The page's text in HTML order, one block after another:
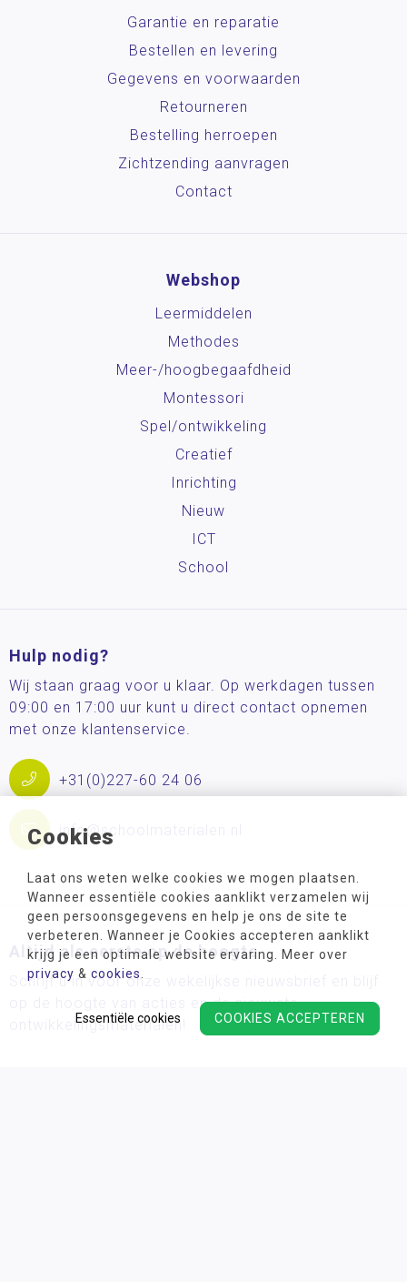
Cookies
Laat ons weten welke cookies we mogen plaatsen.
Wanneer essentiële cookies aanklikt verzamelen wij
geen persoonsgegevens en help je ons de site te
verbeteren. Wanneer je Cookies accepteren aanklikt
krijg je een optimale website ervaring. Meer over
privacy & cookies
COOKIES ACCEPTEREN
Essentiële cookies
Garantie en reparatie
Bestellen en levering
Gegevens en voorwaarden
Retourneren
Bestelling herroepen
Zichtzending aanvragen
Contact
Webshop
Leermiddelen
Methodes
Meer-/hoog­begaafdheid
Montessori
Spel/ontwikkeling
Creatief
Inrichting
Nieuw
ICT
School
Hulp nodig?
Wij staan graag voor u klaar. Op werkdagen tussen
09:00 en 17:00 uur kunt u direct contact opnemen
met onze klantenservice.
+31(0)227-60 24 06
info@schoolmaterialen.nl
Altijd als eerste op de hoogte
Schrijf u in voor onze wekelijkse nieuwsbrief en blijf
op de hoogte van acties en de nieuwste
ontwikkelingsmaterialen!